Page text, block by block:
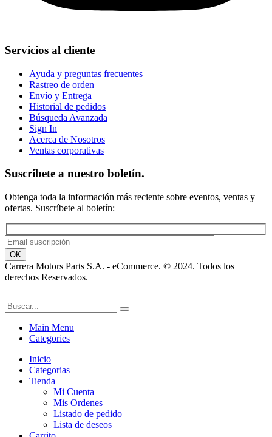
Servicios al cliente
Ayuda y preguntas frecuentes
Rastreo de orden
Envío y Entrega
Historial de pedidos
Búsqueda Avanzada
Sign In
Acerca de Nosotros
Ventas corporativas
Suscribete a nuestro boletín.
Obtenga toda la información más reciente sobre eventos, ventas y
ofertas. Suscríbete al boletín:
Carrera Motors Parts S.A. - eCommerce. © 2024. Todos los
derechos Reservados.
Main Menu
Categories
Inicio
Categorias
Tienda
Mi Cuenta
Mis Ordenes
Listado de pedido
Lista de deseos